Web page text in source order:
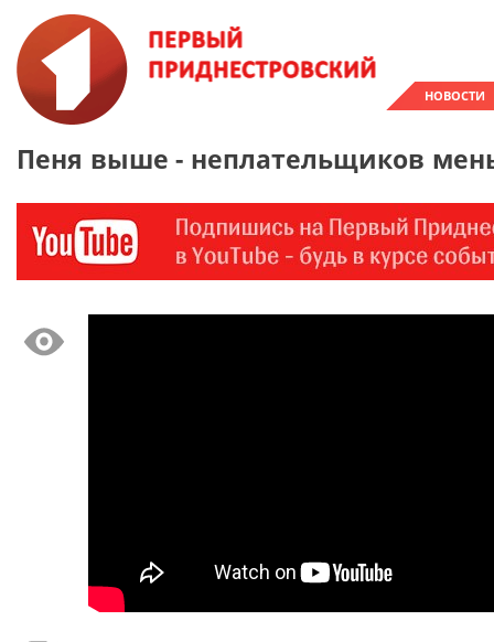
НОВОСТИ
Пеня выше - неплательщиков